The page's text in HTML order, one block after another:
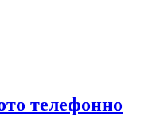
телефонно